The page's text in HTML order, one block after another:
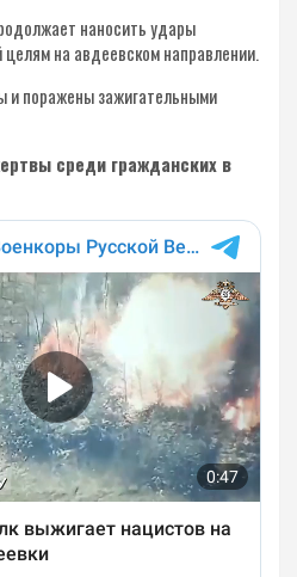
наносить удары
на авдеевском направлении.
и поражены зажигательными
среди гражданских в